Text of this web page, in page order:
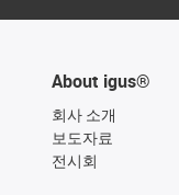
About igus®
회사 소개
보도자료
전시회